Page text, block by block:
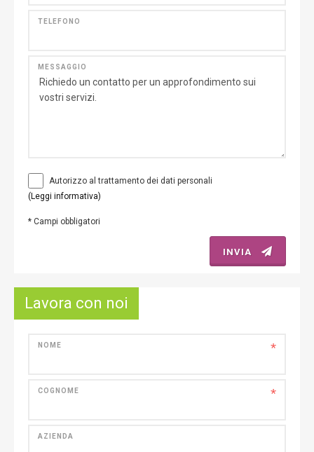
TELEFONO
MESSAGGIO
Autorizzo al trattamento dei dati personali
(Leggi informativa)
* Campi obbligatori
INVIA
Lavora con noi
*
NOME
*
COGNOME
AZIENDA